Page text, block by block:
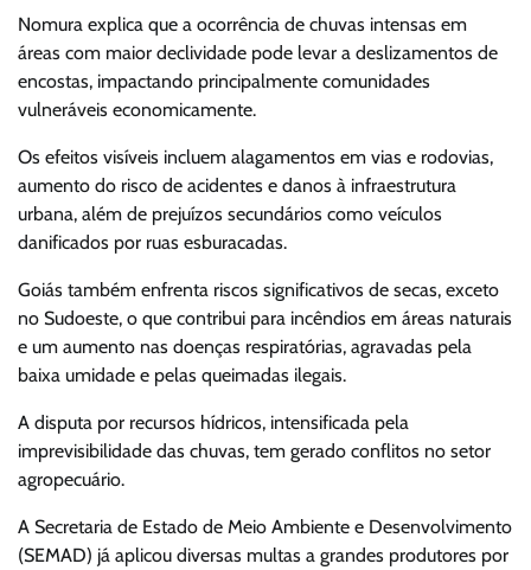
Nomura explica que a ocorrência de chuvas intensas em
áreas com maior declividade pode levar a deslizamentos de
encostas, impactando principalmente comunidades
vulneráveis economicamente.
Os efeitos visíveis incluem alagamentos em vias e rodovias,
aumento do risco de acidentes e danos à infraestrutura
urbana, além de prejuízos secundários como veículos
danificados por ruas esburacadas.
Goiás também enfrenta riscos significativos de secas, exceto
no Sudoeste, o que contribui para incêndios em áreas naturais
e um aumento nas doenças respiratórias, agravadas pela
baixa umidade e pelas queimadas ilegais.
A disputa por recursos hídricos, intensificada pela
imprevisibilidade das chuvas, tem gerado conflitos no setor
agropecuário.
A Secretaria de Estado de Meio Ambiente e Desenvolvimento
(SEMAD) já aplicou diversas multas a grandes produtores por